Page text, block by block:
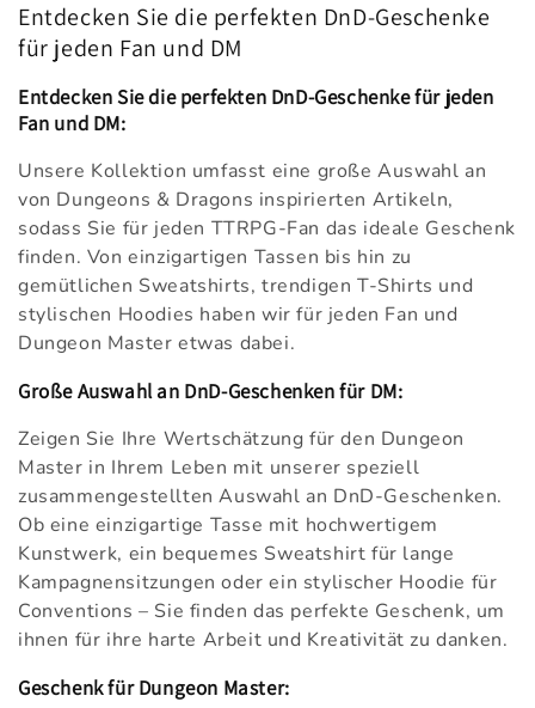
e
g
o
r
i
e
:
Entdecken Sie die perfekten DnD-Geschenke
für jeden Fan und DM
Entdecken Sie die perfekten DnD-Geschenke für jeden
Fan und DM:
Unsere Kollektion umfasst eine große Auswahl an
von Dungeons & Dragons inspirierten Artikeln,
sodass Sie für jeden TTRPG-Fan das ideale Geschenk
finden. Von einzigartigen Tassen bis hin zu
gemütlichen Sweatshirts, trendigen T-Shirts und
stylischen Hoodies haben wir für jeden Fan und
Dungeon Master etwas dabei.
Große Auswahl an DnD-Geschenken für DM:
Zeigen Sie Ihre Wertschätzung für den Dungeon
Master in Ihrem Leben mit unserer speziell
zusammengestellten Auswahl an DnD-Geschenken.
Ob eine einzigartige Tasse mit hochwertigem
Kunstwerk, ein bequemes Sweatshirt für lange
Kampagnensitzungen oder ein stylischer Hoodie für
Conventions – Sie finden das perfekte Geschenk, um
ihnen für ihre harte Arbeit und Kreativität zu danken.
Geschenk für Dungeon Master: